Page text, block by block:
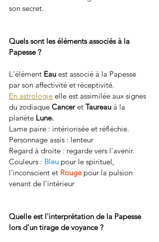
son secret.
Quels sont les éléments associés à la
Papesse ?
L'élément Eau est associé à la Papesse
par son affectivité et réceptivité.
En astrologie elle est assimilée aux signes
du zodiaque Cancer et Taureau à la
planète Lune.
Lame paire : intériorisée et réfléchie.
Personnage assis : lenteur
Regard à droite : regarde vers l'avenir.
Couleurs : Bleu pour le spirituel,
l'inconscient et Rouge pour la pulsion
venant de l'intérieur
Quelle est l'interprétation de la Papesse
lors d'un tirage de voyance ?